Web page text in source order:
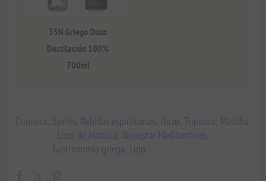
35N Griego Ouzo
Destilación 100%
700ml
Spirits Bebidas espirituosas Ouzo Tsipouro Mastiha
Licor de Mastiha Bienestar Mediterráneo
Gastronomía griega Lujo